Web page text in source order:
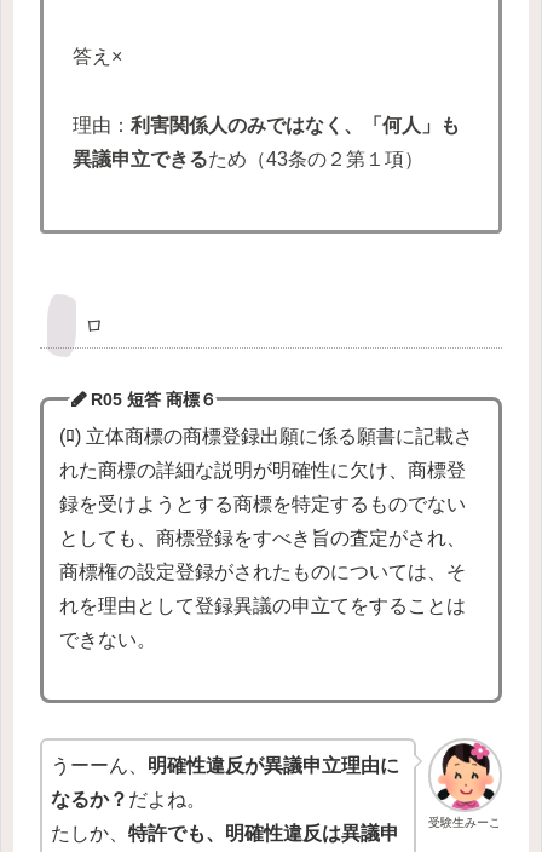
答え×
理由： 利害関係人のみではなく、「何人」も
異議申立できるため（43条の２第１項）
ロ
R05 短答 商標６
(ﾛ) 立体商標の商標登録出願に係る願書に記載さ
れた商標の詳細な説明が明確性に欠け、商標登
録を受けようとする商標を特定するものでない
としても、商標登録をすべき旨の査定がされ、
商標権の設定登録がされたものについては、そ
れを理由として登録異議の申立てをすることは
できない。
受験生みーこ
うーーん、 明確性違反が異議申立理由に
なるか？ だよね。
たしか、 特許でも、明確性違反は異議申